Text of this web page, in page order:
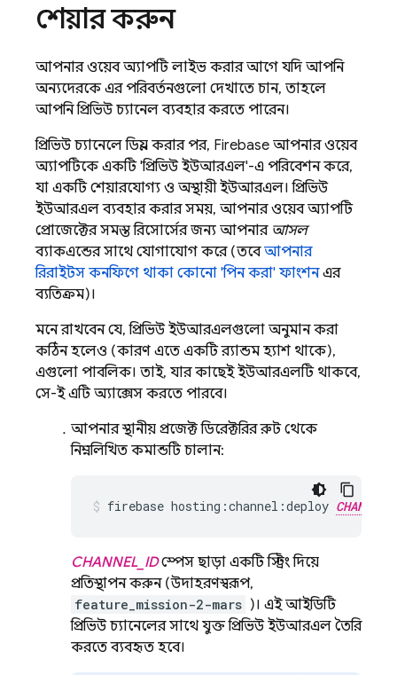
শেয়ার করুন
আপনার ওয়েব অ্যাপটি লাইভ করার আগে যদি আপনি
অন্যদেরকে এর পরিবর্তনগুলো দেখাতে চান, তাহলে
আপনি প্রিভিউ চ্যানেল ব্যবহার করতে পারেন।
প্রিভিউ চ্যানেলে ডিপ্লয় করার পর, Firebase আপনার ওয়েব
অ্যাপটিকে একটি 'প্রিভিউ ইউআরএল'-এ পরিবেশন করে,
যা একটি শেয়ারযোগ্য ও অস্থায়ী ইউআরএল। প্রিভিউ
ইউআরএল ব্যবহার করার সময়, আপনার ওয়েব অ্যাপটি
প্রোজেক্টের সমস্ত রিসোর্সের জন্য আপনার আসল
ব্যাকএন্ডের সাথে যোগাযোগ করে (তবেআপনার
রিরাইটস কনফিগে থাকা কোনো 'পিন করা' ফাংশনএর
ব্যতিক্রম)।
মনে রাখবেন যে, প্রিভিউ ইউআরএলগুলো অনুমান করা
কঠিন হলেও (কারণ এতে একটি র‍্যান্ডম হ্যাশ থাকে),
এগুলো পাবলিক। তাই, যার কাছেই ইউআরএলটি থাকবে,
সে-ই এটি অ্যাক্সেস করতে পারবে।
আপনার স্থানীয় প্রজেক্ট ডিরেক্টরির রুট থেকে
নিম্নলিখিত কমান্ডটি চালান:
firebase hosting:channel:deploy
CHANNEL_IDস্পেস ছাড়া একটি স্ট্রিং দিয়ে
প্রতিস্থাপন করুন (উদাহরণস্বরূপ,
feature_mission-2-mars )। এই আইডিটি
প্রিভিউ চ্যানেলের সাথে যুক্ত প্রিভিউ ইউআরএল তৈরি
করতে ব্যবহৃত হবে।